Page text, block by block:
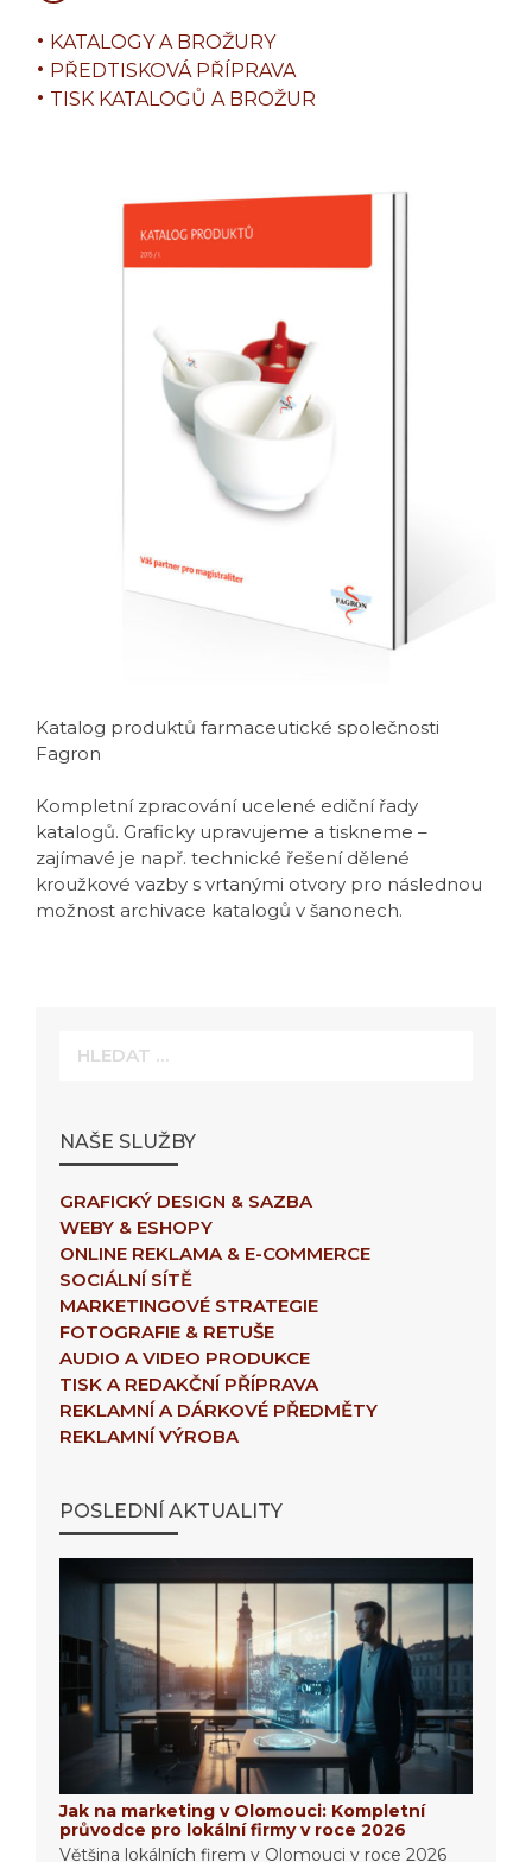
KATALOGY A BROŽURY
PŘEDTISKOVÁ PŘÍPRAVA
TISK KATALOGŮ A BROŽUR
Katalog produktů farmaceutické společnosti
Fagron
Kompletní zpracování ucelené ediční řady
katalogů. Graficky upravujeme a tiskneme –
zajímavé je např. technické řešení dělené
kroužkové vazby s vrtanými otvory pro následnou
možnost archivace katalogů v šanonech.
NAŠE SLUŽBY
GRAFICKÝ DESIGN & SAZBA
WEBY & ESHOPY
ONLINE REKLAMA & E-COMMERCE
SOCIÁLNÍ SÍTĚ
MARKETINGOVÉ STRATEGIE
FOTOGRAFIE & RETUŠE
AUDIO A VIDEO PRODUKCE
TISK A REDAKČNÍ PŘÍPRAVA
REKLAMNÍ A DÁRKOVÉ PŘEDMĚTY
REKLAMNÍ VÝROBA
POSLEDNÍ AKTUALITY
Jak na marketing v Olomouci: Kompletní
průvodce pro lokální firmy v roce 2026
Většina lokálních firem v Olomouci v roce 2026